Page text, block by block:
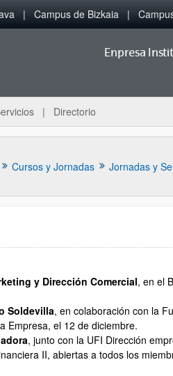
Campus de Bizkaia
Enpresa
Directorio
Cursos y Jornadas Jornadas y
y Dirección Comercial, en el
Soldevilla, en colaboración con la
Empresa, el 12 de diciembre.
, junto con la UFI Dirección
II, abiertas a todos los